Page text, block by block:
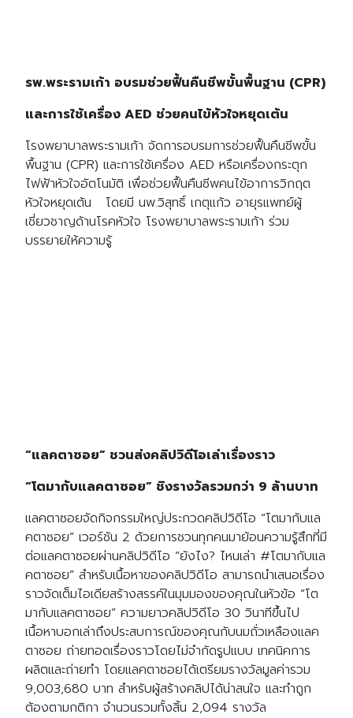
Search
for: Search
รพ.พระรามเก้า อบรมช่วยฟื้นคืนชีพขั้นพื้นฐาน (CPR)
และการใช้เครื่อง AED ช่วยคนไข้หัวใจหยุดเต้น
โรงพยาบาลพระรามเก้า จัดการอบรมการช่วยฟื้นคืนชีพขั้น
พื้นฐาน (CPR) และการใช้เครื่อง AED หรือเครื่องกระตุก
ไฟฟ้าหัวใจอัตโนมัติ เพื่อช่วยฟื้นคืนชีพคนไข้อาการวิกฤต
หัวใจหยุดเต้น โดยมี นพ.วิสุทธิ์ เกตุแก้ว อายุรแพทย์ผู้
เชี่ยวชาญด้านโรคหัวใจ โรงพยาบาลพระรามเก้า ร่วม
บรรยายให้ความรู้
“แลคตาซอย” ชวนส่งคลิปวิดีโอเล่าเรื่องราว
“โตมากับแลคตาซอย” ชิงรางวัลรวมกว่า 9 ล้านบาท
แลคตาซอยจัดกิจกรรมใหญ่ประกวดคลิปวิดีโอ “โตมากับแล
คตาซอย” เวอร์ชัน 2 ด้วยการชวนทุกคนมาย้อนความรู้สึกที่มี
ต่อแลคตาซอยผ่านคลิปวิดีโอ “ยังไง? ไหนเล่า #โตมากับแล
คตาซอย” สำหรับเนื้อหาของคลิปวิดีโอ สามารถนำเสนอเรื่อง
ราวจัดเต็มไอเดียสร้างสรรค์ในมุมมองของคุณในหัวข้อ “โต
มากับแลคตาซอย” ความยาวคลิปวิดีโอ 30 วินาทีขึ้นไป
เนื้อหาบอกเล่าถึงประสบการณ์ของคุณกับนมถั่วเหลืองแลค
ตาซอย ถ่ายทอดเรื่องราวโดยไม่จำกัดรูปแบบ เทคนิคการ
ผลิตและถ่ายทำ โดยแลคตาซอยได้เตรียมรางวัลมูลค่ารวม
9,003,680 บาท สำหรับผู้สร้างคลิปได้น่าสนใจ และทำถูก
ต้องตามกติกา จำนวนรวมทั้งสิ้น 2,094 รางวัล